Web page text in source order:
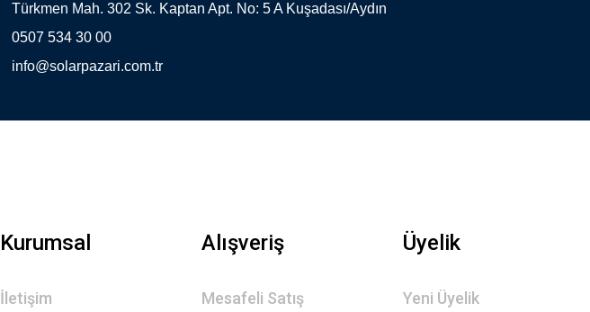
Türkmen Mah. 302 Sk. Kaptan Apt. No: 5 A Kuşadası/Aydın
0507 534 30 00
info@solarpazari.com.tr
Kurumsal
İletişim
Alışveriş
Mesafeli Satış
Üyelik
Yeni Üyelik